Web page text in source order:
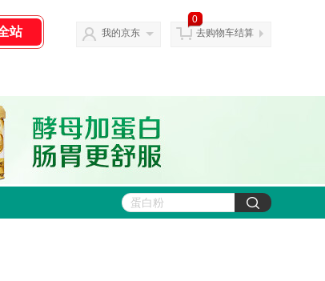
我的京东
0
去购物车结算